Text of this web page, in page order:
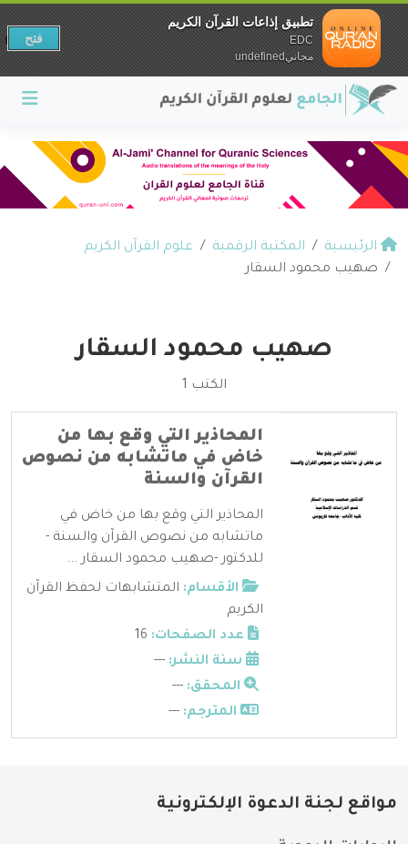
الرئيسية المكتبة الرقمية
علوم القرآن الكريم
صهيب محمود السقار
صهيب محمود السقار
الكتب 1
المحاذير التي وقع بها من
خاض في ماتشابه من نصوص
القرآن والسنة
المحاذير التي وقع بها من خاض في
ماتشابه من نصوص القرآن والسنة -
للدكتور -صهيب محمود السقار ...
الأقسام: المتشابهات لحفظ القرآن
الكريم
عدد الصفحات:
سنة النشر: ---
المحقق: ---
المترجم: ---
مواقع لجنة الدعوة الإلكترونية
تطبيق إذاعات القرآن الكريم
EDC
مجانيundefined
فتح